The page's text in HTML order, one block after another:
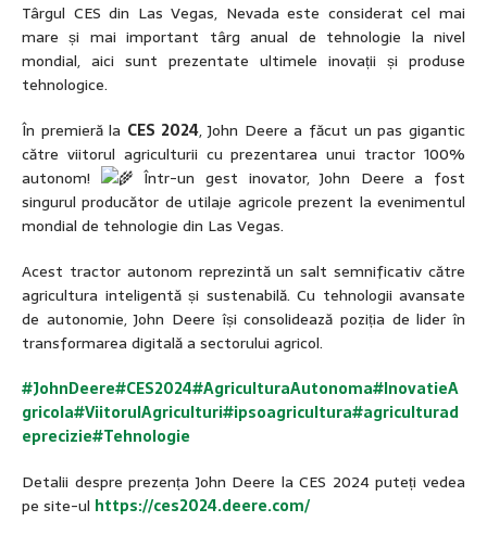
Târgul CES din Las Vegas, Nevada este considerat cel mai
mare și mai important târg anual de tehnologie la nivel
mondial, aici sunt prezentate ultimele inovații și produse
tehnologice.
În premieră la CES 2024, John Deere a făcut un pas gigantic
către viitorul agriculturii cu prezentarea unui tractor 100%
autonom!
Într-un gest inovator, John Deere a fost
singurul producător de utilaje agricole prezent la evenimentul
mondial de tehnologie din Las Vegas.
Acest tractor autonom reprezintă un salt semnificativ către
agricultura inteligentă și sustenabilă. Cu tehnologii avansate
de autonomie, John Deere își consolidează poziția de lider în
transformarea digitală a sectorului agricol.
#JohnDeere#CES2024#AgriculturaAutonoma#InovatieA
gricola#ViitorulAgriculturi#ipsoagricultura#agriculturad
eprecizie#Tehnologie
Detalii despre prezența John Deere la CES 2024 puteți vedea
pe site-ul https://ces2024.deere.com/